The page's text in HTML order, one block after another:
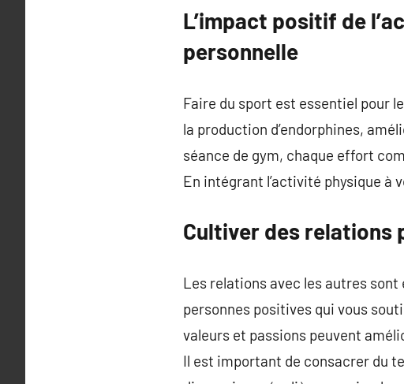
L’impact positif de
personnelle
Faire du sport est essentiel pour
la production d’endorphines,
séance de gym, chaque effort
En intégrant l’activité physique à
Cultiver des relations
Les relations avec les autres
personnes positives qui vous
valeurs et passions peuvent
Il est important de consacrer du